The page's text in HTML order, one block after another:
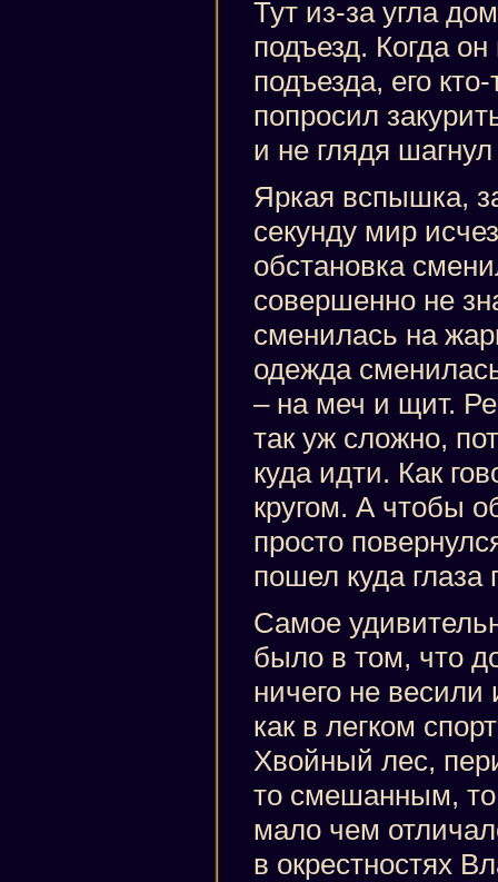
Тут из-за угла
подъезд. Когда
подъезда, его
попросил
и не глядя
Яркая вспышка,
секунду мир
обстановка
совершенно не
сменилась на
одежда
– на меч и щит.
так уж сложно,
куда идти. Как
кругом. А чтобы
просто
пошел куда глаза
Самое
было в том, что
ничего не весили
как в легком
Хвойный лес,
то смешанным,
мало чем
в окрестностях